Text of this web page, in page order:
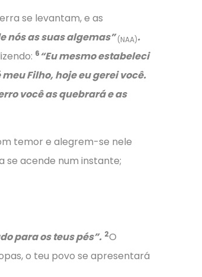
se levantam, e as
nós as suas algemas”(NAA).
6“Eu mesmo estabeleci
meu Filho, hoje eu gerei você.
você as quebrará e as
temor e alegrem-se nele
se acende num instante;
para os teus pés”. 2O
o teu povo se apresentará